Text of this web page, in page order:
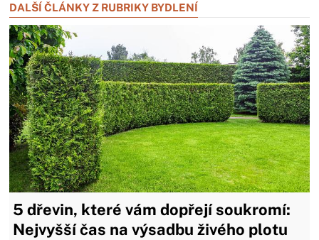
DALŠÍ ČLÁNKY Z RUBRIKY BYDLENÍ
5 dřevin, které vám dopřejí soukromí:
Nejvyšší čas na výsadbu živého plotu